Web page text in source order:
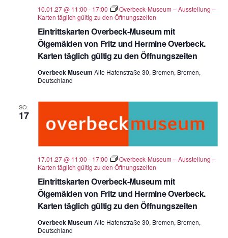
Eintrittskarten Overbeck-Museum mit
Ölgemälden von Fritz und Hermine Overbeck.
Karten täglich gültig zu den Öffnungszeiten
10.01.27 @ 11:00 - 17:00
Overbeck-Museum – Ausstellung –
Karten täglich gültig zu den Öffnungszeiten
Overbeck Museum Alte Hafenstraße 30, Bremen, Bremen,
Deutschland
SO.
17
Eintrittskarten Overbeck-Museum mit
Ölgemälden von Fritz und Hermine Overbeck.
Karten täglich gültig zu den Öffnungszeiten
17.01.27 @ 11:00 - 17:00
Overbeck-Museum – Ausstellung –
Karten täglich gültig zu den Öffnungszeiten
Overbeck Museum Alte Hafenstraße 30, Bremen, Bremen,
Deutschland